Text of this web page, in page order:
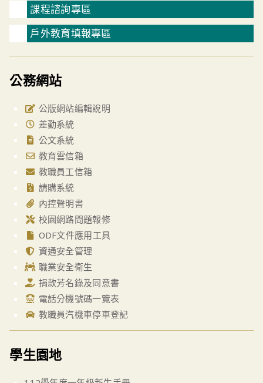
課程諮詢專區
戶外教育填報專區
公務網站
公版網站編輯說明
差勤系統
公文系統
教育雲信箱
教職員工信箱
請購系統
內控聲明書
校園網路問題報修
ODF文件應用工具
資通安全管理
職業安全衛生
捐款芳名錄及同意書
電話分機號碼一覽表
教職員汽機車停車登記
學生園地